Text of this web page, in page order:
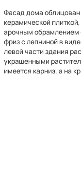
Фасад дома
керамической
арочным обрамлением
фриз с лепниной в
левой части здания
украшенными
имеется карниз, а на